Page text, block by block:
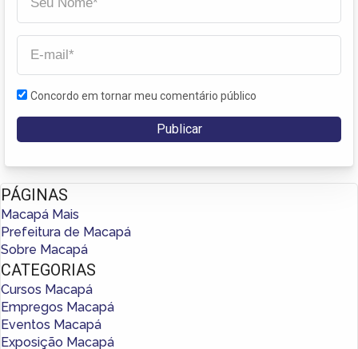
Concordo em tornar meu comentário público
PÁGINAS
Macapá Mais
Prefeitura de Macapá
Sobre Macapá
CATEGORIAS
Cursos Macapá
Empregos Macapá
Eventos Macapá
Exposição Macapá